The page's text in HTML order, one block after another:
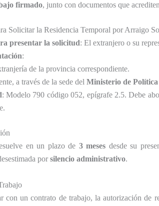
firmado, junto con documentos que
Solicitar la Residencia Temporal por Arraigo
presentar la solicitud: El extranjero o su
:
de la provincia correspondiente.
a través de la sede del Ministerio de
: Modelo 790 código 052, epígrafe 2.5. Debe
en un plazo de 3 meses desde su
por silencio administrativo.
con un contrato de trabajo, la autorización de